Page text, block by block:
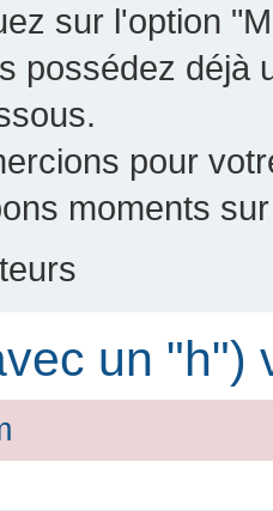
sur l'option
possédez déjà
pour
moments
un "h")